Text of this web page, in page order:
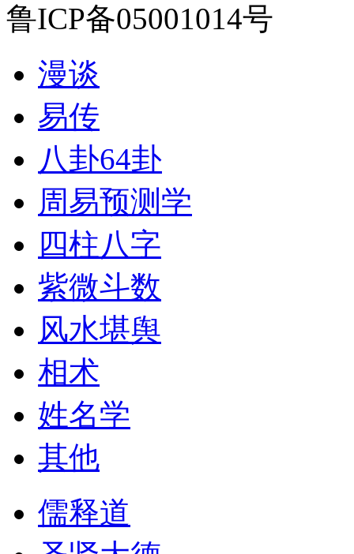
鲁ICP备05001014号
漫谈
易传
八卦64卦
周易预测学
四柱八字
紫微斗数
风水堪舆
相术
姓名学
其他
儒释道